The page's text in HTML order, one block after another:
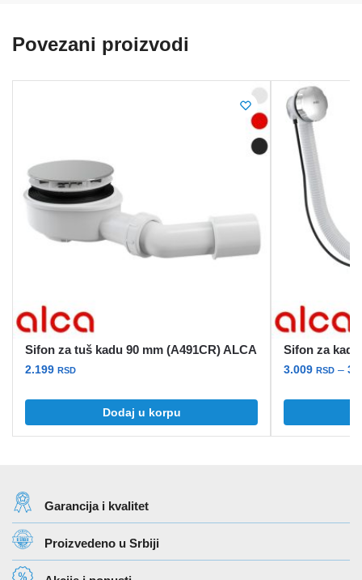
Povezani proizvodi
Sifon za tuš kadu 90 mm (A491CR) ALCA
2.199 RSD
Dodaj u korpu
Sifon za
3.009 RSD –
Ovaj
ima
Garancija i kvalitet
Proizvedeno u Srbiji